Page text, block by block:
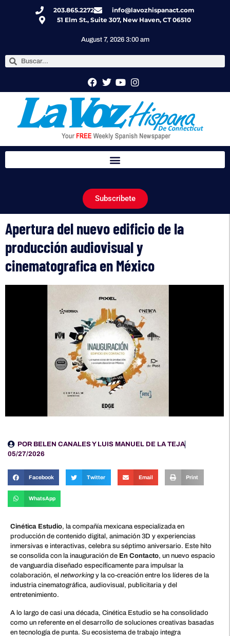
203.865.2272
info@lavozhispanact.com
51 Elm St., Suite 307, New Haven, CT 06510
August 7, 2026 3:00 am
Subscribete
Apertura del nuevo edificio de la
producción audiovisual y
cinematografica en México
POR BELEN CANALES Y LUIS MANUEL DE LA TEJA
05/27/2026
Facebook Twitter Email Print
WhatsApp
Cinética Estudio, la compañía mexicana especializada en
producción de contenido digital, animación 3D y experiencias
inmersivas e interactivas, celebra su séptimo aniversario. Este hito
se consolida con la inauguración de En Contacto, un nuevo espacio
de vanguardia diseñado específicamente para impulsar la
colaboración, el networkingy la co-creación entre los líderes de la
industria cinematográfica, audiovisual, publicitaria y del
entretenimiento.
A lo largo de casi una década, Cinética Estudio se ha consolidado
como un referente en el desarrollo de soluciones creativas basadas
en tecnología de punta. Su ecosistema de trabajo integra